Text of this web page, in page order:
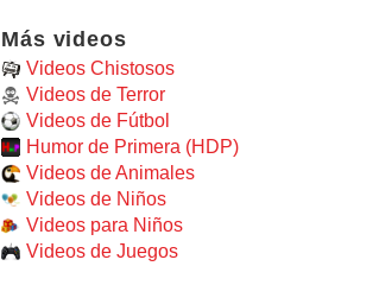
Más videos
Videos Chistosos
Videos de Terror
Videos de Fútbol
Humor de Primera (HDP)
Videos de Animales
Videos de Niños
Videos para Niños
Videos de Juegos